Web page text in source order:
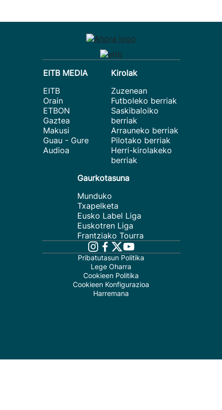
EITB MEDIA
EITB
Orain
ETBON
Gaztea
Makusi
Guau - Gure
Audioa
Kirolak
Zuzenean
Futboleko berriak
Saskibaloiko
berriak
Arrauneko berriak
Pilotako berriak
Herri-kirolakeko
berriak
Gaurkotasuna
Munduko
Txapelketa
Eusko Label Liga
Euskotren Liga
Frantziako Tourra
Pribatutasun Politika
Lege Oharra
Cookieen Politika
Cookieen Konfigurazioa
Harremana